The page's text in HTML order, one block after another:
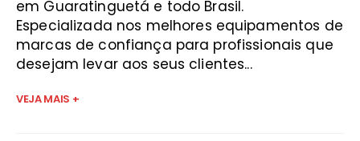
em Guaratinguetá e todo Brasil.
Especializada nos melhores equipamentos de
marcas de confiança para profissionais que
desejam levar aos seus clientes...
VEJA MAIS +